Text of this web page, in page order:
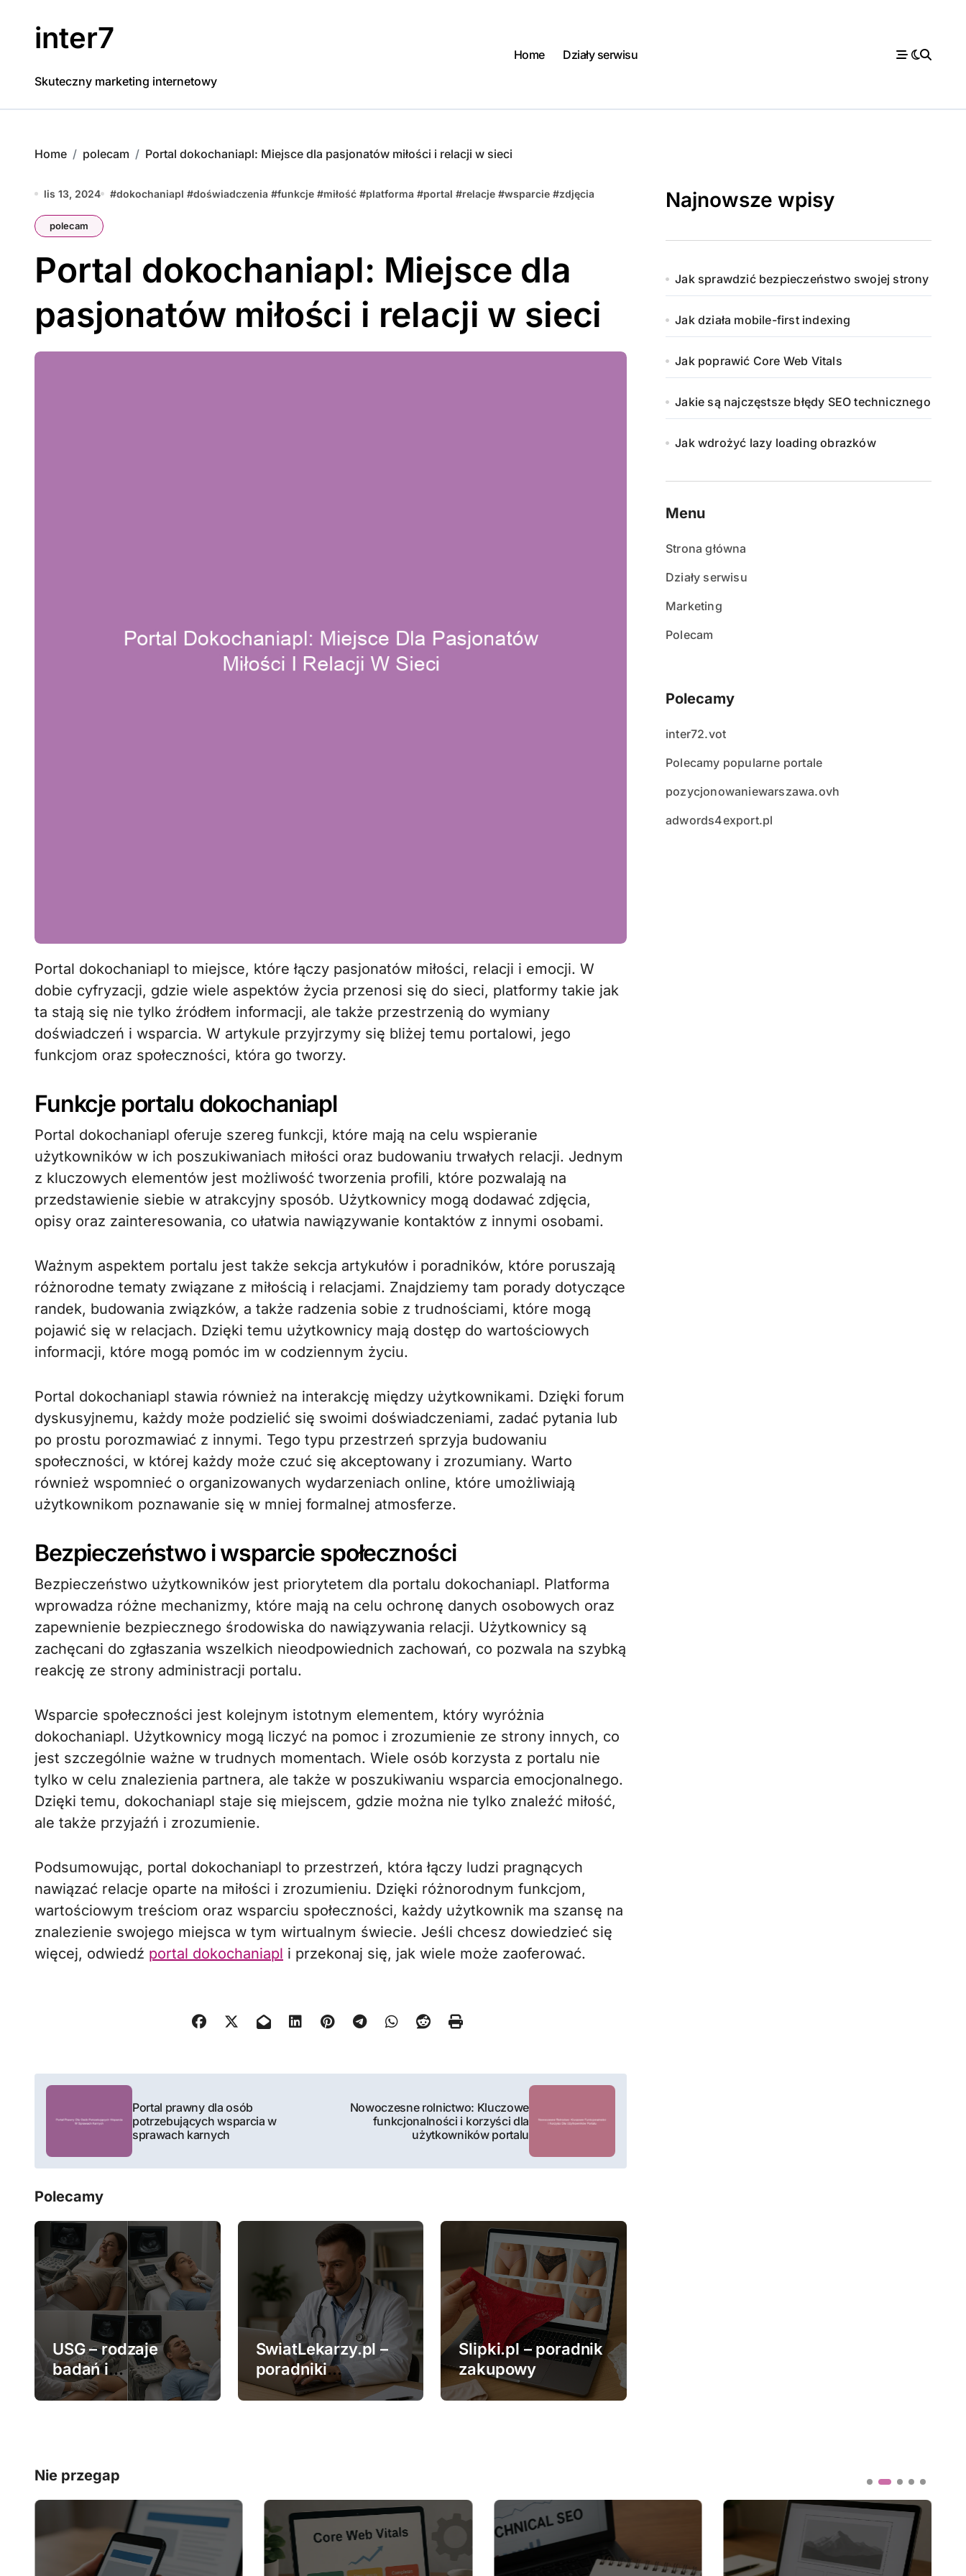
inter7
Skuteczny marketing internetowy
Home Działy serwisu
Home polecam Portal dokochaniapl: Miejsce dla pasjonatów miłości i relacji w sieci
lis 13, 2024 #dokochaniapl #doświadczenia #funkcje #miłość #platforma #portal #relacje #wsparcie #zdjęcia
polecam
Portal dokochaniapl: Miejsce dla
pasjonatów miłości i relacji w sieci
Portal dokochaniapl to miejsce, które łączy pasjonatów miłości, relacji i emocji. W
dobie cyfryzacji, gdzie wiele aspektów życia przenosi się do sieci, platformy takie jak
ta stają się nie tylko źródłem informacji, ale także przestrzenią do wymiany
doświadczeń i wsparcia. W artykule przyjrzymy się bliżej temu portalowi, jego
funkcjom oraz społeczności, która go tworzy.
Funkcje portalu dokochaniapl
Portal dokochaniapl oferuje szereg funkcji, które mają na celu wspieranie
użytkowników w ich poszukiwaniach miłości oraz budowaniu trwałych relacji. Jednym
z kluczowych elementów jest możliwość tworzenia profili, które pozwalają na
przedstawienie siebie w atrakcyjny sposób. Użytkownicy mogą dodawać zdjęcia,
opisy oraz zainteresowania, co ułatwia nawiązywanie kontaktów z innymi osobami.
Ważnym aspektem portalu jest także sekcja artykułów i poradników, które poruszają
różnorodne tematy związane z miłością i relacjami. Znajdziemy tam porady dotyczące
randek, budowania związków, a także radzenia sobie z trudnościami, które mogą
pojawić się w relacjach. Dzięki temu użytkownicy mają dostęp do wartościowych
informacji, które mogą pomóc im w codziennym życiu.
Portal dokochaniapl stawia również na interakcję między użytkownikami. Dzięki forum
dyskusyjnemu, każdy może podzielić się swoimi doświadczeniami, zadać pytania lub
po prostu porozmawiać z innymi. Tego typu przestrzeń sprzyja budowaniu
społeczności, w której każdy może czuć się akceptowany i zrozumiany. Warto
również wspomnieć o organizowanych wydarzeniach online, które umożliwiają
użytkownikom poznawanie się w mniej formalnej atmosferze.
Bezpieczeństwo i wsparcie społeczności
Bezpieczeństwo użytkowników jest priorytetem dla portalu dokochaniapl. Platforma
wprowadza różne mechanizmy, które mają na celu ochronę danych osobowych oraz
zapewnienie bezpiecznego środowiska do nawiązywania relacji. Użytkownicy są
zachęcani do zgłaszania wszelkich nieodpowiednich zachowań, co pozwala na szybką
reakcję ze strony administracji portalu.
Wsparcie społeczności jest kolejnym istotnym elementem, który wyróżnia
dokochaniapl. Użytkownicy mogą liczyć na pomoc i zrozumienie ze strony innych, co
jest szczególnie ważne w trudnych momentach. Wiele osób korzysta z portalu nie
tylko w celu znalezienia partnera, ale także w poszukiwaniu wsparcia emocjonalnego.
Dzięki temu, dokochaniapl staje się miejscem, gdzie można nie tylko znaleźć miłość,
ale także przyjaźń i zrozumienie.
Podsumowując, portal dokochaniapl to przestrzeń, która łączy ludzi pragnących
nawiązać relacje oparte na miłości i zrozumieniu. Dzięki różnorodnym funkcjom,
wartościowym treściom oraz wsparciu społeczności, każdy użytkownik ma szansę na
znalezienie swojego miejsca w tym wirtualnym świecie. Jeśli chcesz dowiedzieć się
więcej, odwiedź portal dokochaniapl i przekonaj się, jak wiele może zaoferować.
N
w
i
g
a
c
w
p
u
Portal prawny dla osób
potrzebujących wsparcia w
sprawach karnych
Nowoczesne rolnictwo: Kluczowe
funkcjonalności i korzyści dla
użytkowników portalu
Polecamy
USG – rodzaje
badań i
zastosowanie
SwiatLekarzy.pl –
poradniki
medyczne
Slipki.pl – poradnik
zakupowy
Najnowsze wpisy
Jak sprawdzić bezpieczeństwo swojej strony
Jak działa mobile-first indexing
Jak poprawić Core Web Vitals
Jakie są najczęstsze błędy SEO technicznego
Jak wdrożyć lazy loading obrazków
Menu
Strona główna
Działy serwisu
Marketing
Polecam
Polecamy
inter72.vot
Polecamy popularne portale
pozycjonowaniewarszawa.ovh
adwords4export.pl
Nie przegap